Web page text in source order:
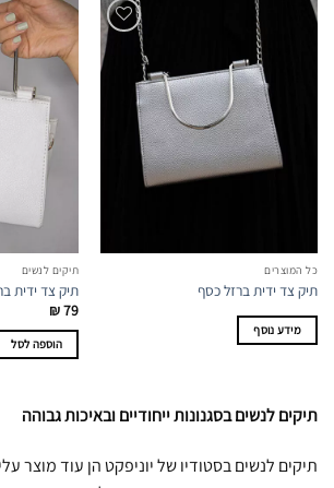
כל המוצרים
תיק צד ידית ברזל כסף
מידע נוסף
תיקים לנשים
תיק צד ידית
₪79
הוספה לסל
תיקים לנשים בסגנונות ייחודיים ובאיכות גבוהה
תיקים לנשים בסטודיו של יוניפקט הן עוד מוצר